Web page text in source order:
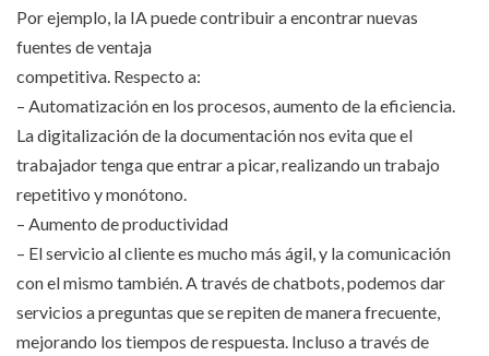
Por ejemplo, la IA puede contribuir a encontrar nuevas
fuentes de ventaja
competitiva. Respecto a:
– Automatización en los procesos, aumento de la eficiencia.
La digitalización de la documentación nos evita que el
trabajador tenga que entrar a picar, realizando un trabajo
repetitivo y monótono.
– Aumento de productividad
– El servicio al cliente es mucho más ágil, y la comunicación
con el mismo también. A través de chatbots, podemos dar
servicios a preguntas que se repiten de manera frecuente,
mejorando los tiempos de respuesta. Incluso a través de